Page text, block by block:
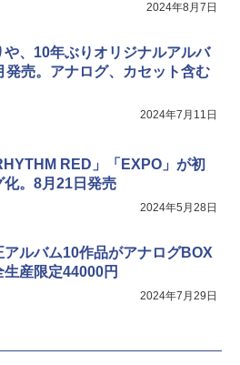
2024年8月7日
や、10年ぶりオリジナルアルバ
発売。アナログ、カセット含む
2024年7月11日
RED」「EXPO」が初
化。8月21日発売
2024年5月28日
アルバム10作品がアナログBOX
生産限定44000円
2024年7月29日